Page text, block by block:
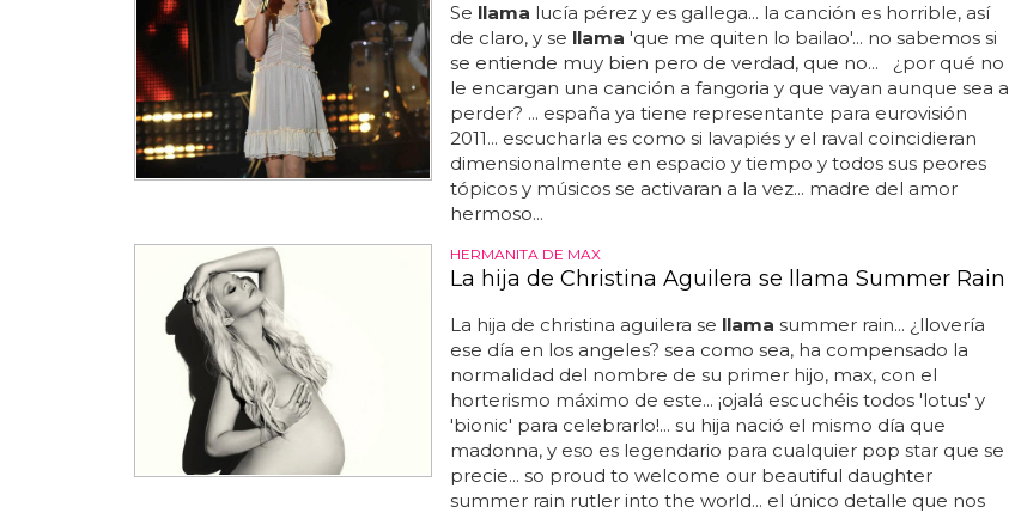
Se llama lucía pérez y es gallega... la canción es horrible, así
de claro, y se llama 'que me quiten lo bailao'... no sabemos si
se entiende muy bien pero de verdad, que no... ¿por qué no
le encargan una canción a fangoria y que vayan aunque sea a
perder? ... españa ya tiene representante para eurovisión
2011... escucharla es como si lavapiés y el raval coincidieran
dimensionalmente en espacio y tiempo y todos sus peores
tópicos y músicos se activaran a la vez... madre del amor
hermoso...
HERMANITA DE MAX
La hija de Christina Aguilera se llama Summer Rain
La hija de christina aguilera se llama summer rain... ¿llovería
ese día en los angeles? sea como sea, ha compensado la
normalidad del nombre de su primer hijo, max, con el
horterismo máximo de este... ¡ojalá escuchéis todos 'lotus' y
'bionic' para celebrarlo!... su hija nació el mismo día que
madonna, y eso es legendario para cualquier pop star que se
precie... so proud to welcome our beautiful daughter
summer rain rutler into the world... el único detalle que nos